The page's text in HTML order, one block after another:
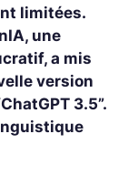
limitées.
une
a mis
version
3.5”.